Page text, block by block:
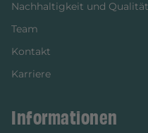
Nachhaltigkeit und Qualität
Team
Kontakt
Karriere
Informationen